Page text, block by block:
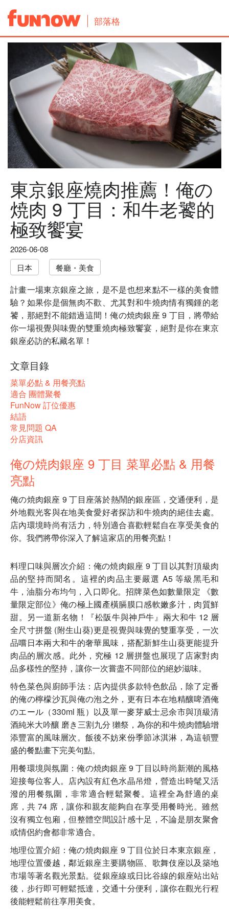
部落格
東京銀座燒肉推薦！俺の
焼肉 9 丁目：和牛老饕的
極致饗宴
2026-06-08
日本
餐廳・美食
計畫一場東京銀座之旅，是不是也想來點不一樣的美食體
驗？如果你是個無肉不歡、尤其對和牛燒肉情有獨鍾的老
饕，那絕對不能錯過這間！俺の焼肉銀座 9 丁目，將帶給
你一場視覺與味覺的雙重燒肉極致饗宴，絕對是你在東京
銀座必訪的私藏名單！
文章目錄
菜單必點 & 用餐亮點
適合 團體聚餐
FunNow 訂位優惠
結語
常見問題 QA
分店資訊
俺の焼肉銀座 9 丁目 菜單必點 & 用餐
亮點
俺の焼肉銀座 9 丁目座落於熱鬧的銀座區，交通便利，是
外地觀光客與在地美食愛好者探訪和牛燒肉的絕佳去處。
店內環境時尚有活力，特別適合喜歡輕鬆自在享受美食的
你。我們將帶你深入了解這家店的用餐亮點！
料理口味與層次介紹：俺の焼肉銀座 9 丁目以其對頂級肉
品的堅持而聞名。這裡的肉品主要嚴選 A5 等級黑毛和
牛，油脂分布均勻，入口即化。招牌菜色如數量限定 《數
量限定部位》俺の極上國產橫膈膜口感軟嫩多汁，肉質鮮
甜。另一道新名物！『松阪牛與神戶牛』兩大和牛 12 層
全尺寸拼盤 (附生山葵)更是視覺與味覺的雙重享受，一次
品嚐日本兩大和牛的奢華風味，搭配新鮮生山葵更能提升
肉品的層次感。此外，究極 12 層拼盤也展現了店家對肉
品多樣性的堅持，讓你一次嘗盡不同部位的絕妙滋味。
特色菜色與廚師手法：店內提供多款特色飲品，除了定番
的俺の檸檬沙瓦與俺の泡之外，更有日本在地精釀啤酒俺
のエール（330ml 瓶）以及單一麥芽威士忌余市與頂級清
酒純米大吟釀 磨き三割九分 獺祭，為你的和牛燒肉體驗增
添豐富的風味層次。飯後不妨來份季節冰淇淋，為這頓豐
盛的餐點畫下完美句點。
用餐環境與氛圍：俺の焼肉銀座 9 丁目以時尚新潮的風格
迎接每位客人。店內設有紅色水晶吊燈，營造出時髦又活
潑的用餐氛圍，非常適合輕鬆聚餐。這裡全為舒適的桌
席，共 74 席，讓你和親友能夠自在享受用餐時光。雖然
沒有獨立包廂，但整體空間設計感十足，不論是朋友聚會
或情侶約會都非常適合。
地理位置介紹：俺の焼肉銀座 9 丁目位於日本東京銀座，
地理位置優越，鄰近銀座主要購物區、歌舞伎座以及築地
市場等著名觀光景點。從銀座線或日比谷線的銀座站出站
後，步行即可輕鬆抵達，交通十分便利，讓你在觀光行程
後能輕鬆前往享用美食。